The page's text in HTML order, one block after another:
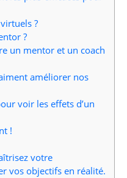
?
?
un mentor et un coach
améliorer nos
voir les effets d’un
!
votre
vos objectifs en réalité.